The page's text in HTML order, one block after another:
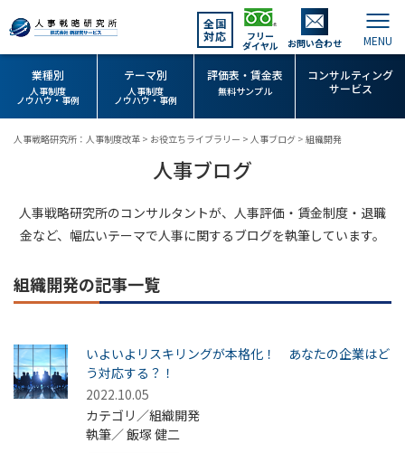
全国
対応
フリー
ダイヤル お問い合わせ
業種別
人事制度
ノウハウ・事例
テーマ別
人事制度
ノウハウ・事例
評価表・賃金表
無料サンプル
コンサルティング
サービス
人事戦略研究所：人事制度改革 > お役立ちライブラリー > 人事ブログ > 組織開発
人事ブログ
人事戦略研究所のコンサルタントが、人事評価・賃金制度・退職
金など、幅広いテーマで人事に関するブログを執筆しています。
組織開発の記事一覧
いよいよリスキリングが本格化！ あなたの企業はど
う対応する？！
2022.10.05
カテゴリ／組織開発
執筆／飯塚 健二